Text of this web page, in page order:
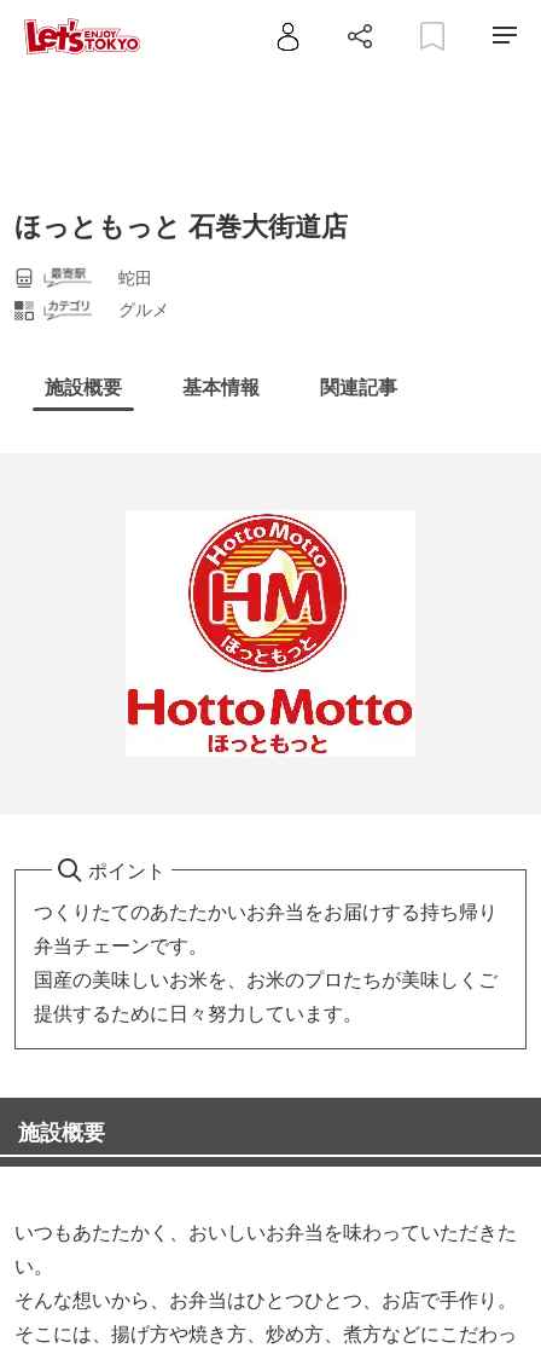
ほっともっと 石巻大街道店
蛇田
グルメ
施設概要 基本情報 関連記事
ポイント
つくりたてのあたたかいお弁当をお届けする持ち帰り
弁当チェーンです。
国産の美味しいお米を、お米のプロたちが美味しくご
提供するために日々努力しています。
施設概要
いつもあたたかく、おいしいお弁当を味わっていただきた
い。
そんな想いから、お弁当はひとつひとつ、お店で手作り。
そこには、揚げ方や焼き方、炒め方、煮方などにこだわっ